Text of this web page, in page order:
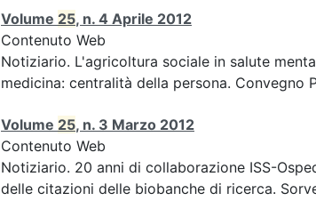
Volume 25, n. 4 Aprile 2012
Contenuto Web
Notiziario. L'agricoltura sociale in salute
medicina: centralità della persona. Convegno
Volume 25, n. 3 Marzo 2012
Contenuto Web
Notiziario. 20 anni di collaborazione ISS-
delle citazioni delle biobanche di ricerca.